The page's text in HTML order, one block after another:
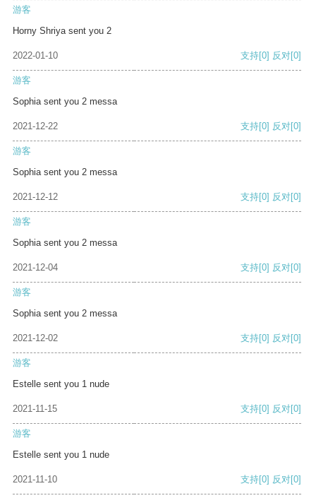
游客
Horny Shriya sent you 2
2022-01-10 支持[0] 反对[0]
游客
Sophia sent you 2 messa
2021-12-22 支持[0] 反对[0]
游客
Sophia sent you 2 messa
2021-12-12 支持[0] 反对[0]
游客
Sophia sent you 2 messa
2021-12-04 支持[0] 反对[0]
游客
Sophia sent you 2 messa
2021-12-02 支持[0] 反对[0]
游客
Estelle sent you 1 nude
2021-11-15 支持[0] 反对[0]
游客
Estelle sent you 1 nude
2021-11-10 支持[0] 反对[0]